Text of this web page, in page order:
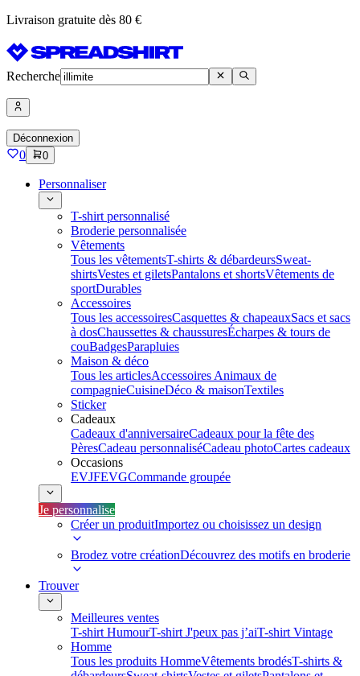
Livraison gratuite dès 80 €
Recherche
Déconnexion
0 0
Personnaliser
T-shirt personnalisé
Broderie personnalisée
Vêtements
Tous les vêtementsT-shirts & débardeursSweat-
shirtsVestes et giletsPantalons et shortsVêtements de
sportDurables
Accessoires
Tous les accessoiresCasquettes & chapeauxSacs et sacs
à dosChaussettes & chaussuresÉcharpes & tours de
couBadgesParapluies
Maison & déco
Tous les articlesAccessoires Animaux de
compagnieCuisineDéco & maisonTextiles
Sticker
Cadeaux
Cadeaux d'anniversaireCadeaux pour la fête des
PèresCadeau personnaliséCadeau photoCartes cadeaux
Occasions
EVJFEVGCommande groupée
Je personnalise
Créer un produitImportez ou choisissez un design
Brodez votre créationDécouvrez des motifs en broderie
Trouver
Meilleures ventes
T-shirt HumourT-shirt J'peux pas j’aiT-shirt Vintage
Homme
Tous les produits HommeVêtements brodésT-shirts &